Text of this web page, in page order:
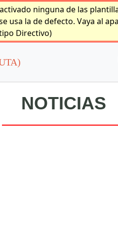
ninguna de las
usa la de defecto. Vaya al
Directivo)
NOTICIAS